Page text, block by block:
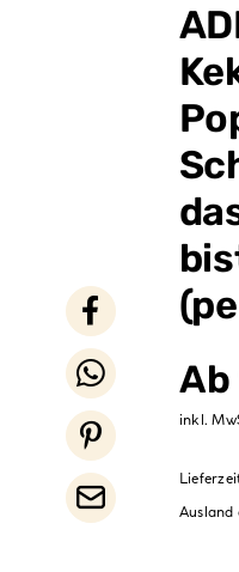
Partydekoration
Ab
inkl.
Ausland